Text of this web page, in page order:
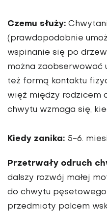
Czemu służy:
(prawdopodobnie
wspinanie się po
można zaobserwować
też formą kontaktu
więź między rodzicem
chwytu wzmaga się,
Kiedy zanika: 5-6.
Przetrwały odruch
dalszy rozwój małej
do chwytu
przedmioty palcem